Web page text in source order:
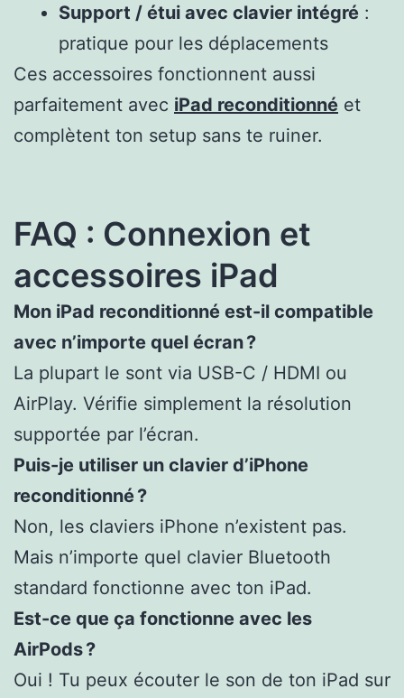
Support / étui avec clavier intégré :
pratique pour les déplacements
Ces accessoires fonctionnent aussi
parfaitement avec iPad reconditionné et
complètent ton setup sans te ruiner.
FAQ : Connexion et
accessoires iPad
Mon iPad reconditionné est-il compatible
avec n’importe quel écran ?
La plupart le sont via USB-C / HDMI ou
AirPlay. Vérifie simplement la résolution
supportée par l’écran.
Puis-je utiliser un clavier d’iPhone
reconditionné ?
Non, les claviers iPhone n’existent pas.
Mais n’importe quel clavier Bluetooth
standard fonctionne avec ton iPad.
Est-ce que ça fonctionne avec les
AirPods ?
Oui ! Tu peux écouter le son de ton iPad sur